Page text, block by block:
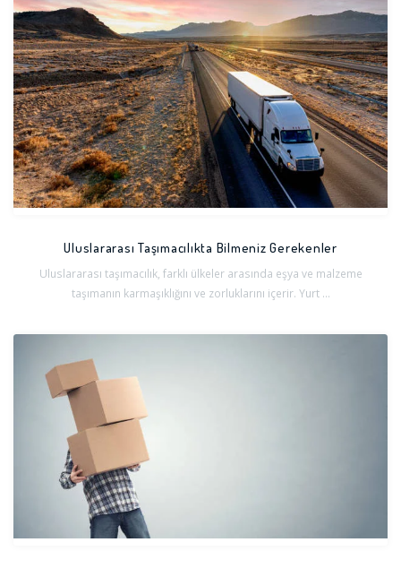
Uluslararası Taşımacılıkta Bilmeniz Gerekenler
Uluslararası taşımacılık, farklı ülkeler arasında eşya ve malzeme
taşımanın karmaşıklığını ve zorluklarını içerir. Yurt ...